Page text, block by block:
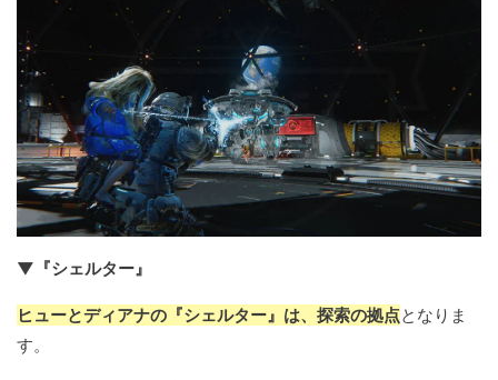
▼『シェルター』
ヒューとディアナの『シェルター』は、探索の拠点となりま
す。